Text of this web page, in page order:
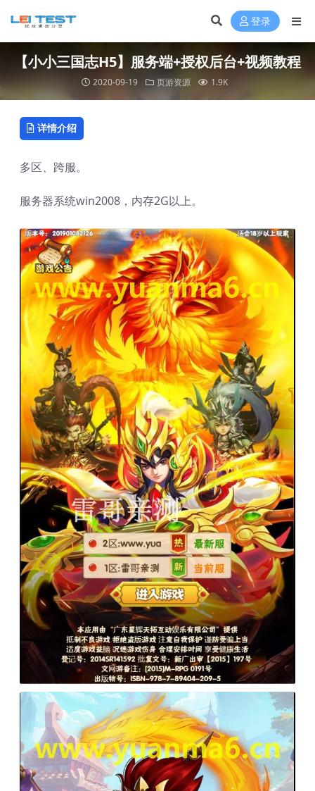
登录
【小小三国志H5】服务端+授权后台+视频教程
2020-09-19 页游资源 1.9K
详情介绍
多区、跨服。
服务器系统win2008，内存2G以上。